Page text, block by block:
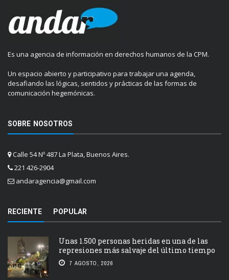
Es una agencia de información en derechos humanos de la CPM.
Un espacio abierto y participativo para trabajar una agenda,
desafiando las lógicas, sentidos y prácticas de las formas de
comunicación hegemónicas.
SOBRE NOSOTROS
Calle 54 Nº 487 La Plata, Buenos Aires.
221 426-2904
andaragencia@gmail.com
RECIENTE POPULAR
Unas 1.500 personas heridas en una de las
represiones más salvaje del último tiempo
7 AGOSTO, 2026